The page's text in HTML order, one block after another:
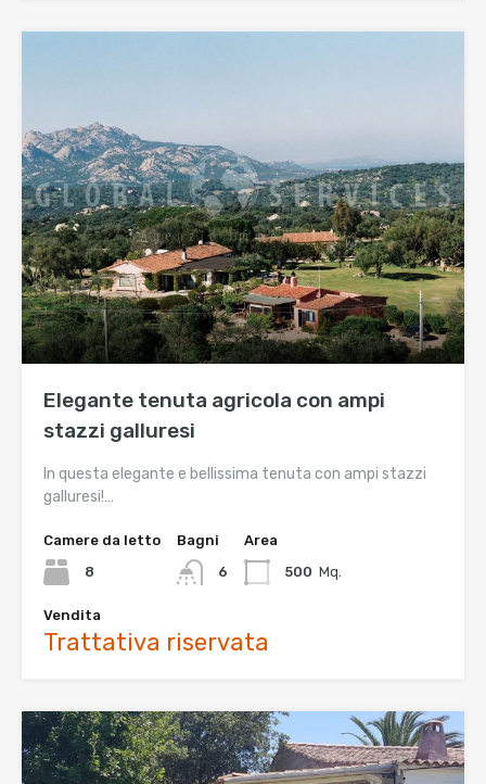
Elegante tenuta agricola con ampi
stazzi galluresi
In questa elegante e bellissima tenuta con ampi stazzi
galluresi!…
Camere da letto
8
Bagni
6
Area
500 Mq.
Vendita
Trattativa riservata